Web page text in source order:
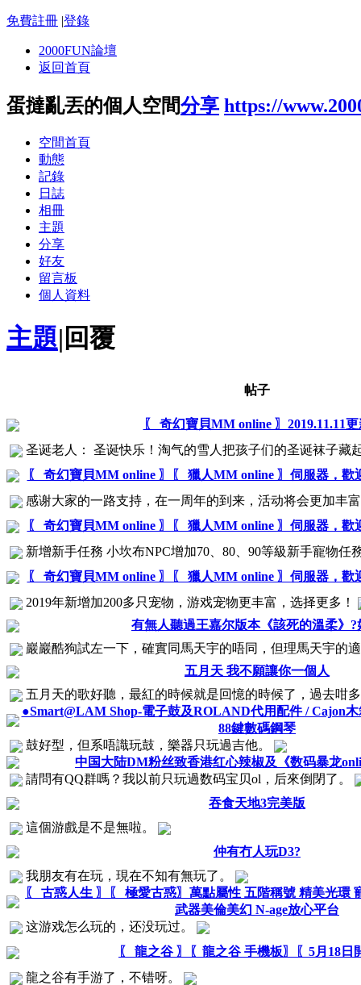
免費註冊 |登錄
2000FUN論壇
返回首頁
蛋撻亂丟的個人空間分享 https://
空間首頁
動態
記錄
日誌
相冊
主題
分享
好友
留言板
個人資料
主題| 回覆
帖子
〖 奇幻寶貝MM online 〗2019.11.11更
圣诞老人： 圣诞快乐！淘气的雪人把孩子们的圣诞袜子
〖 奇幻寶貝MM online 〗〖 獵人MM online 〗伺服器，歡
感谢大家的一路支持，在一周年的到来，活动将会更加丰
〖 奇幻寶貝MM online 〗〖 獵人MM online 〗伺服器，歡
新增新手任務 小坎布NPC增加70、80、90等級新手寵物
〖 奇幻寶貝MM online 〗〖 獵人MM online 〗伺服器，歡
2019年新增加200多只宠物，游戏宠物更丰富，选择更多！
有無人聽過王嘉尔版本《該死的溫柔》?
巖巖酷狗試左一下，確實同馬天宇的唔同，但理馬天宇的
五月天 我不願讓你一個人
五月天的歌好聽，最紅的時候就是回憶的時候了，過去咁
●Smart@LAM Shop-電子鼓及ROLAND代用配件 / Cajon
88鍵數碼鋼琴
鼓好型，但系唔識玩鼓，樂器只玩過吉他。
中国大陆DM粉丝致香港红心辣椒及《数码暴龙
請問有QQ群嗎？我以前只玩過数码宝贝ol，后來倒閉了。
吞食天地3完美版
這個游戲是不是無啦。
仲有冇人玩D3?
我朋友有在玩，現在不知有無玩了。
〖 古惑人生 〗〖 極愛古惑〗萬點屬性 五階稱號 精美光環
武器美倫美幻 N-age放心平台
这游戏怎么玩的，还没玩过。
〖 龍之谷 〗〖龍之谷 手機板〗〖5月18日
龍之谷有手游了，不错呀。